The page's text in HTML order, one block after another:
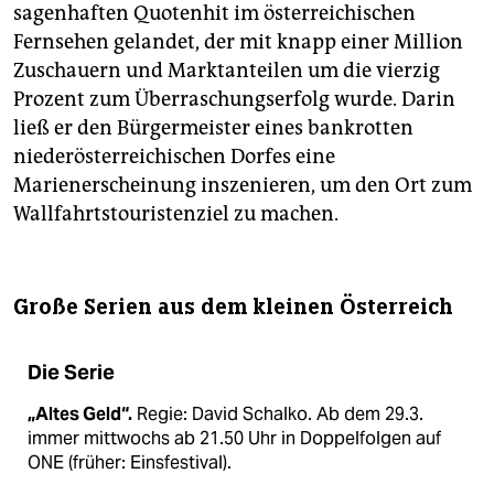
sagenhaften Quotenhit im österreichischen
Fernsehen gelandet, der mit knapp einer Million
Zuschauern und Marktanteilen um die vierzig
Prozent zum Überraschungserfolg wurde. Darin
ließ er den Bürgermeister eines bankrotten
niederösterreichischen Dorfes eine
Marienerscheinung inszenieren, um den Ort zum
Wallfahrtstouristenziel zu machen.
Große Serien aus dem kleinen Österreich
Die Serie
„Altes Geld“. Regie: David Schalko. Ab dem 29.3.
immer mittwochs ab 21.50 Uhr in Doppelfolgen auf
ONE (früher: Einsfestival).